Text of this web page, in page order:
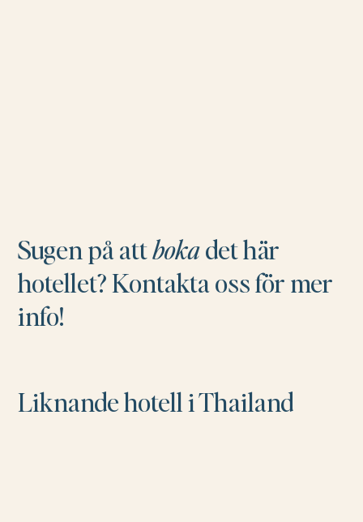
Sugen på attbokadet här
hotellet? Kontakta oss för mer
info!
Liknande hotell i Thailand